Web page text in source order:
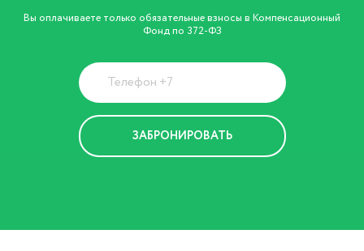
Вы оплачиваете только обязательные взносы в Компенсационный
Фонд по 372-ФЗ